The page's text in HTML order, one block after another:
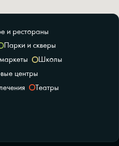
и рестораны
Парки и скверы
Школы
центры
Театры